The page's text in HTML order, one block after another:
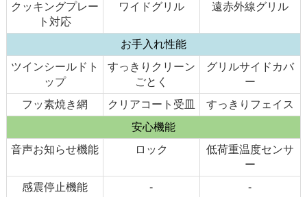
クッキングプレー
ト対応
ワイドグリル 遠赤外線グリル
お手入れ性能
ツインシールドト
ップ
すっきりクリーン
ごとく
グリルサイドカバ
ー
フッ素焼き網
クリアコート受皿
すっきりフェイス
安心機能
音声お知らせ機能
ロック
低荷重温度センサ
ー
感震停止機能
- -